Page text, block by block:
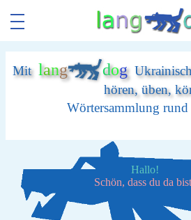
Mit lang dogUkrainisch
hören, üben,
Wörtersammlung rund
Hallo!
Schön, dass du da